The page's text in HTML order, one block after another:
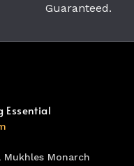
Guaranteed.
Essential
Mukhles Monarch